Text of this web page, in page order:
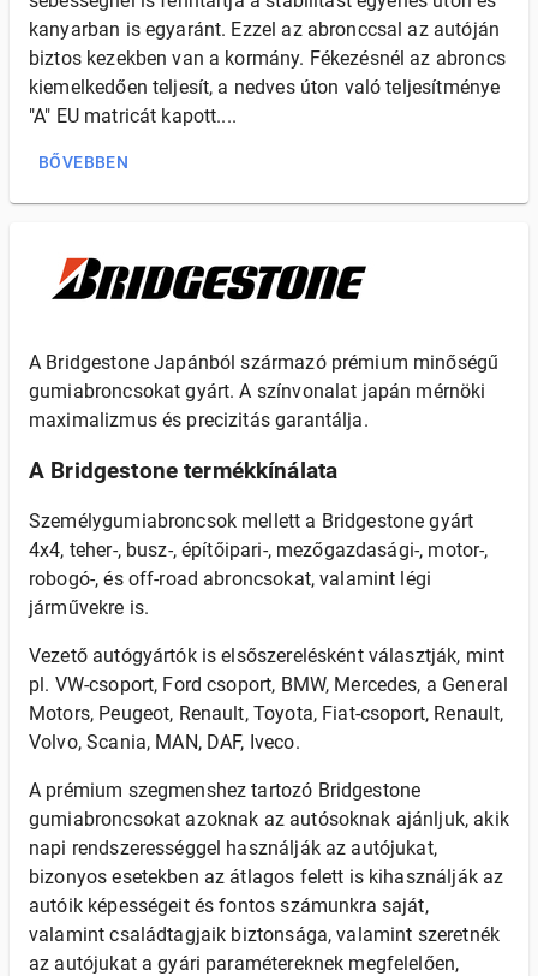
kanyarban is egyaránt. Ezzel az abronccsal az autóján
biztos kezekben van a kormány. Fékezésnél az abroncs
kiemelkedően teljesít, a nedves úton való teljesítménye
"A" EU matricát kapott....
BŐVEBBEN
A Bridgestone Japánból származó prémium minőségű
gumiabroncsokat gyárt. A színvonalat japán mérnöki
maximalizmus és precizitás garantálja.
A Bridgestone termékkínálata
Személygumiabroncsok mellett a Bridgestone gyárt
4x4, teher-, busz-, építőipari-, mezőgazdasági-, motor-,
robogó-, és off-road abroncsokat, valamint légi
járművekre is.
Vezető autógyártók is elsőszerelésként választják, mint
pl. VW-csoport, Ford csoport, BMW, Mercedes, a General
Motors, Peugeot, Renault, Toyota, Fiat-csoport, Renault,
Volvo, Scania, MAN, DAF, Iveco.
A prémium szegmenshez tartozó Bridgestone
gumiabroncsokat azoknak az autósoknak ajánljuk, akik
napi rendszerességgel használják az autójukat,
bizonyos esetekben az átlagos felett is kihasználják az
autóik képességeit és fontos számunkra saját,
valamint családtagjaik biztonsága, valamint szeretnék
az autójukat a gyári paramétereknek megfelelően,